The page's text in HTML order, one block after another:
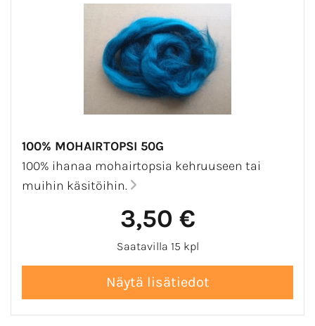
100% MOHAIRTOPSI 50G
100% ihanaa mohairtopsia kehruuseen tai
muihin käsitöihin.
3,50 €
Saatavilla 15 kpl